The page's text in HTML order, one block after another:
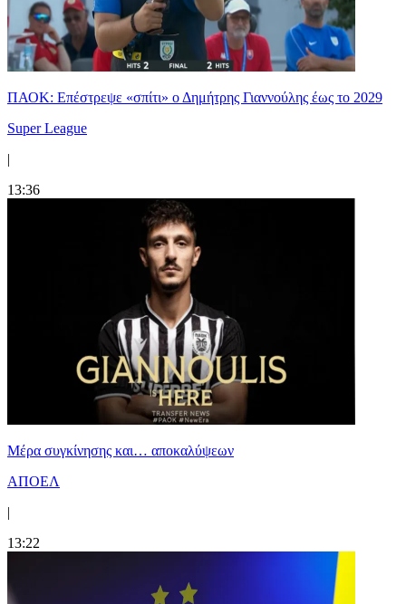
ΠΑΟΚ: Επέστρεψε «σπίτι» ο Δημήτρης Γιαννούλης έως το 2029
Super League
|
13:36
Mέρα συγκίνησης και… αποκαλύψεων
ΑΠΟΕΛ
|
13:22